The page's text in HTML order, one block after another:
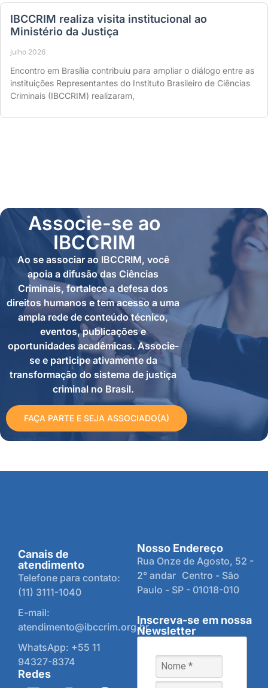
IBCCRIM realiza visita institucional ao
Ministério da Justiça
julho 2026
Encontro em Brasília contribuiu para ampliar o diálogo entre as
instituições Representantes do Instituto Brasileiro de Ciências
Criminais (IBCCRIM) realizaram,
Associe-se ao
IBCCRIM
Ao se associar ao IBCCRIM, você
apoia a difusão das Ciências
Criminais, fortalece a defesa dos
direitos humanos e tem acesso a uma
ampla rede de conteúdo técnico,
eventos, publicações e
oportunidades acadêmicas. Associe-
se e participe ativamente da
transformação do sistema de justiça
criminal no Brasil.
FAÇA PARTE E SEJA ASSOCIADO(A)
Canais de
atendimento
Telefone para contato:
(11) 3111-1040
E-mail:
atendimento@ibccrim.org.br
WhatsApp: +55 11
94327-8374
Redes
Nosso Endereço
Rua Onze de Agosto, 52 -
2° andar Centro - São
Paulo - SP - 01018-010
Inscreva-se em nossa
Newsletter